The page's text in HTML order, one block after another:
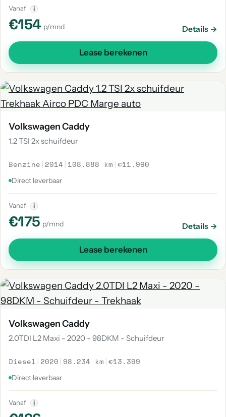
Vanaf i
€154 p/mnd Details →
Lease berekenen
Volkswagen Caddy
1.2 TSI 2x schuifdeur
Benzine | 2014 | 108.888 km |€11.990
Direct leverbaar
Vanaf i
€175 p/mnd Details →
Lease berekenen
Volkswagen Caddy
2.0TDI L2 Maxi - 2020 - 98DKM - Schuifdeur
Diesel | 2020 | 98.234 km |€13.399
Direct leverbaar
Vanaf i